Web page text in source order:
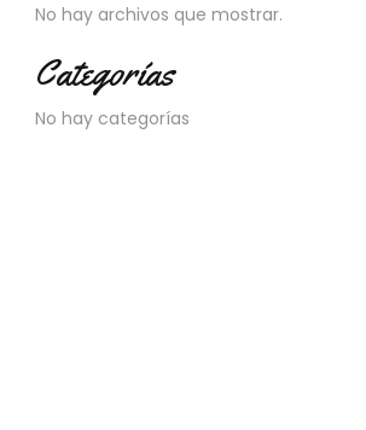
No hay archivos que mostrar.
Categorías
No hay categorías